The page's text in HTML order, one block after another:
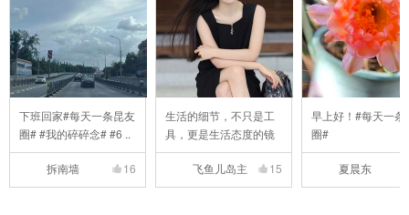
下班回家#每天一条昆友
圈# #我的碎碎念# #6 ..
拆南墙 16
生活的细节，不只是工
具，更是生活态度的镜
..
飞鱼儿岛主
15
早上好！#每天一条
圈#
夏晨东